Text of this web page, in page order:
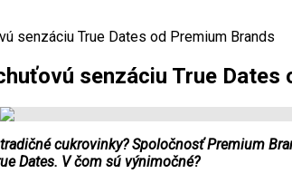
senzáciu True Dates od Premium Brands
senzáciu True Dates
cukrovinky? Spoločnosť Premium
Dates. V čom sú výnimočné?